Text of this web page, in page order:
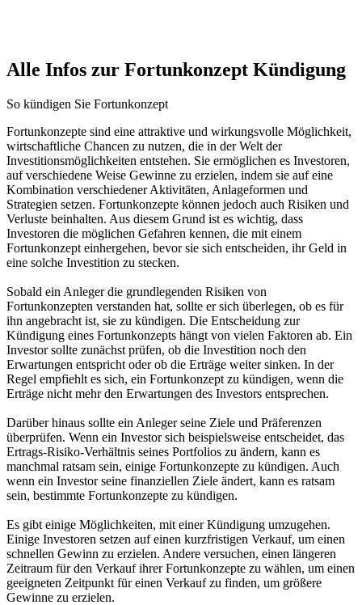
Alle Infos zur Fortunkonzept Kündigung
So kündigen Sie Fortunkonzept
Fortunkonzepte sind eine attraktive und wirkungsvolle Möglichkeit,
wirtschaftliche Chancen zu nutzen, die in der Welt der
Investitionsmöglichkeiten entstehen. Sie ermöglichen es Investoren,
auf verschiedene Weise Gewinne zu erzielen, indem sie auf eine
Kombination verschiedener Aktivitäten, Anlageformen und
Strategien setzen. Fortunkonzepte können jedoch auch Risiken und
Verluste beinhalten. Aus diesem Grund ist es wichtig, dass
Investoren die möglichen Gefahren kennen, die mit einem
Fortunkonzept einhergehen, bevor sie sich entscheiden, ihr Geld in
eine solche Investition zu stecken.
Sobald ein Anleger die grundlegenden Risiken von
Fortunkonzepten verstanden hat, sollte er sich überlegen, ob es für
ihn angebracht ist, sie zu kündigen. Die Entscheidung zur
Kündigung eines Fortunkonzepts hängt von vielen Faktoren ab. Ein
Investor sollte zunächst prüfen, ob die Investition noch den
Erwartungen entspricht oder ob die Erträge weiter sinken. In der
Regel empfiehlt es sich, ein Fortunkonzept zu kündigen, wenn die
Erträge nicht mehr den Erwartungen des Investors entsprechen.
Darüber hinaus sollte ein Anleger seine Ziele und Präferenzen
überprüfen. Wenn ein Investor sich beispielsweise entscheidet, das
Ertrags-Risiko-Verhältnis seines Portfolios zu ändern, kann es
manchmal ratsam sein, einige Fortunkonzepte zu kündigen. Auch
wenn ein Investor seine finanziellen Ziele ändert, kann es ratsam
sein, bestimmte Fortunkonzepte zu kündigen.
Es gibt einige Möglichkeiten, mit einer Kündigung umzugehen.
Einige Investoren setzen auf einen kurzfristigen Verkauf, um einen
schnellen Gewinn zu erzielen. Andere versuchen, einen längeren
Zeitraum für den Verkauf ihrer Fortunkonzepte zu wählen, um einen
geeigneten Zeitpunkt für einen Verkauf zu finden, um größere
Gewinne zu erzielen.